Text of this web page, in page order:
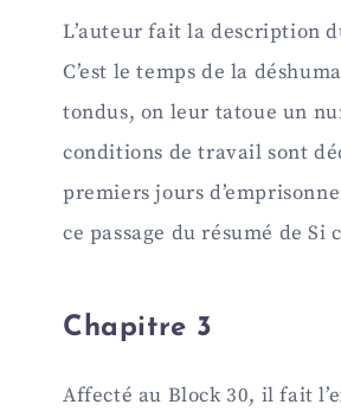
L’auteur fait la description
C’est le temps de la
tondus, on leur tatoue un
conditions de travail sont
premiers jours
ce passage du résumé de Si
Chapitre 3
Affecté au Block 30, il fait